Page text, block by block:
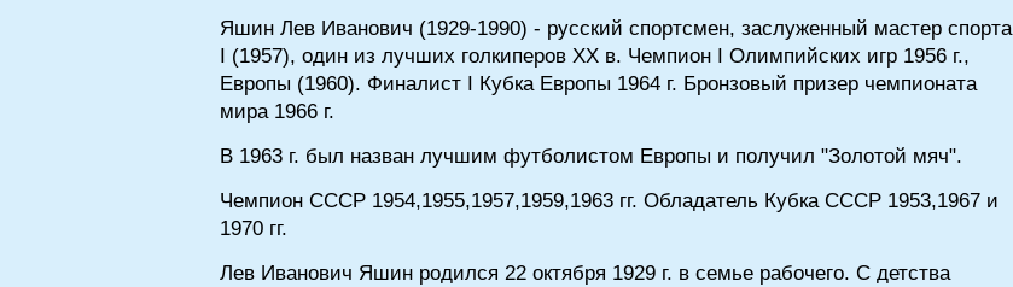
Яшин Лев Иванович (1929-1990) - русский спортсмен, заслуженный мастер спорта
I (1957), один из лучших голкиперов XX в. Чемпион I Олимпийских игр 1956 г.,
Европы (1960). Финалист I Кубка Европы 1964 г. Бронзовый призер чемпионата
мира 1966 г.
В 1963 г. был назван лучшим футболистом Европы и получил "Золотой мяч".
Чемпион СССР 1954,1955,1957,1959,1963 гг. Обладатель Кубка СССР 1953,1967 и
1970 гг.
Лев Иванович Яшин родился 22 октября 1929 г. в семье рабочего. С детства